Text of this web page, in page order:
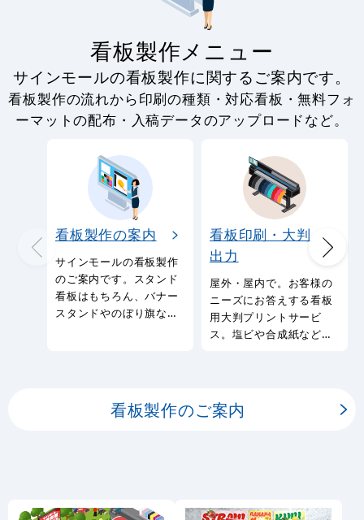
看板製作メニュー
サインモールの看板製作に関するご案内です。
看板製作の流れから印刷の種類・対応看板・無料フォ
ーマットの配布・入稿データのアップロードなど。
看板製作の案内
サインモールの看板製作
のご案内です。スタンド
看板はもちろん、バナー
スタンドやのぼり旗など
看板印刷・大判
出力
屋外・屋内で。お客様の
ニーズにお答えする看板
用大判プリントサービ
ス。塩ビや合成紙など看
看板製作のご案内